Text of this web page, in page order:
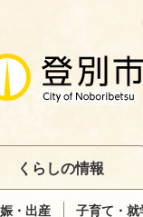
くらしの情報
・出産 子育て・就